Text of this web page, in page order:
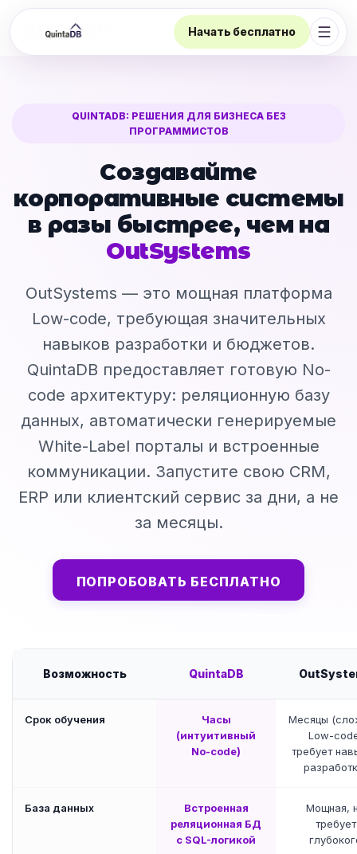
Начать бесплатно
QUINTADB: РЕШЕНИЯ ДЛЯ БИЗНЕСА БЕЗ
ПРОГРАММИСТОВ
Создавайте
корпоративные системы
в разы быстрее, чем на
OutSystems
OutSystems — это мощная платформа
Low-code, требующая значительных
навыков разработки и бюджетов.
QuintaDB предоставляет готовую No-
code архитектуру: реляционную базу
данных, автоматически генерируемые
White-Label порталы и встроенные
коммуникации. Запустите свою CRM,
ERP или клиентский сервис за дни, а не
за месяцы.
ПОПРОБОВАТЬ БЕСПЛАТНО
Возможность QuintaDB
Срок обучения
Часы
(интуитивный
No-code)
Месяцы
Low-
требует
База данных
Встроенная
реляционная БД
с SQL-логикой
Мощная,
требует